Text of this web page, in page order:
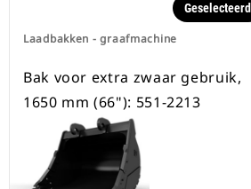
Laadbakken - graafmachine
Geselecteerd
Bak voor extra zwaar gebruik,
1650 mm (66"): 551-2213